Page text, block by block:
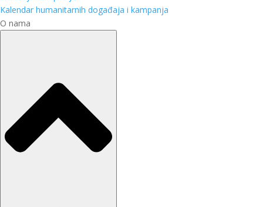
Kalendar humanitarnih događaja i kampanja
O nama